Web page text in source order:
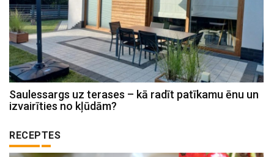
Saulessargs uz terases – kā radīt patīkamu ēnu un
izvairīties no kļūdām?
RECEPTES